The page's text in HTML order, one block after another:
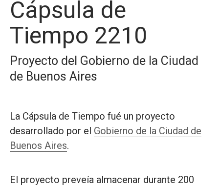
Cápsula de
Tiempo 2210
Proyecto del Gobierno de la Ciudad
de Buenos Aires
La Cápsula de Tiempo fué un proyecto
desarrollado por el Gobierno de la Ciudad de
Buenos Aires.
El proyecto preveía almacenar durante 200